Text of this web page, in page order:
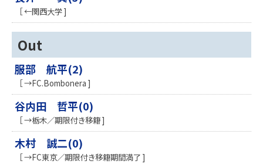
［ ←関西大学 ]
Out
服部 航平(2)
［ →FC.Bombonera ]
谷内田 哲平(0)
［ →栃木／期限付き移籍 ]
木村 誠二(0)
［ →FC東京／期限付き移籍期間満了 ]